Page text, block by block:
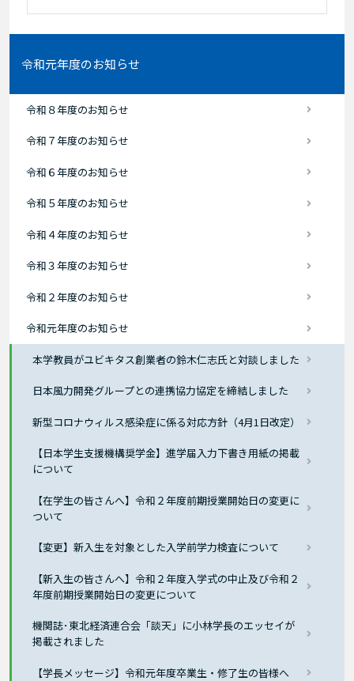
令和元年度のお知らせ
令和８年度のお知らせ
令和７年度のお知らせ
令和６年度のお知らせ
令和５年度のお知らせ
令和４年度のお知らせ
令和３年度のお知らせ
令和２年度のお知らせ
令和元年度のお知らせ
本学教員がユビキタス創業者の鈴木仁志氏と対談しました
日本風力開発グループとの連携協力協定を締結しました
新型コロナウィルス感染症に係る対応方針（4月1日改定）
【日本学生支援機構奨学金】進学届入力下書き用紙の掲載
について
【在学生の皆さんへ】令和２年度前期授業開始日の変更に
ついて
【変更】新入生を対象とした入学前学力検査について
【新入生の皆さんへ】令和２年度入学式の中止及び令和２
年度前期授業開始日の変更について
機関誌･東北経済連合会「談天」に小林学長のエッセイが
掲載されました
【学長メッセージ】令和元年度卒業生・修了生の皆様へ